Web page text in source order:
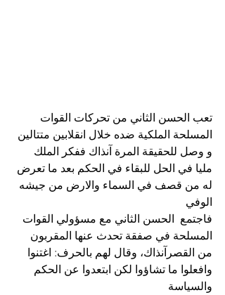
تعب الحسن الثاني من تحركات القوات
المسلحة الملكية ضده خلال انقلابين متتالين
و وصل للحقيقة المرة آنذاك ففكر الملك
مليا في الحل للبقاء في الحكم بعد ما تعرض
له من قصف في السماء والارض من جيشه
الوفي
فاجتمع  الحسن الثاني مع مسؤولي القوات
المسلحة في صفقة تحدث عنها المقربون
من القصرآنذاك، وقال لهم بالحرف: اغتنوا
وافعلوا ما تشاؤوا لكن ابتعدوا عن الحكم
والسياسة